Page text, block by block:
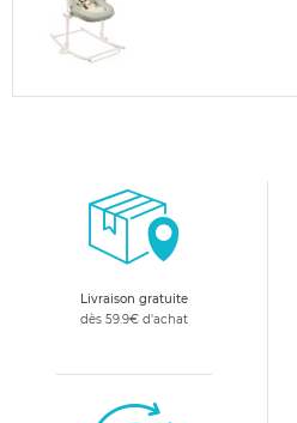
Livraison gratuite
dès 59.9€ d'achat